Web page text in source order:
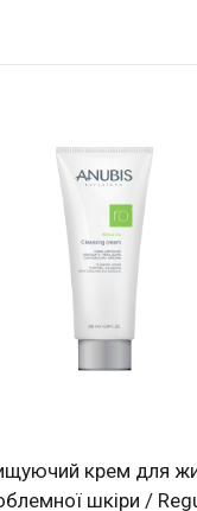
крем для
шкіри /